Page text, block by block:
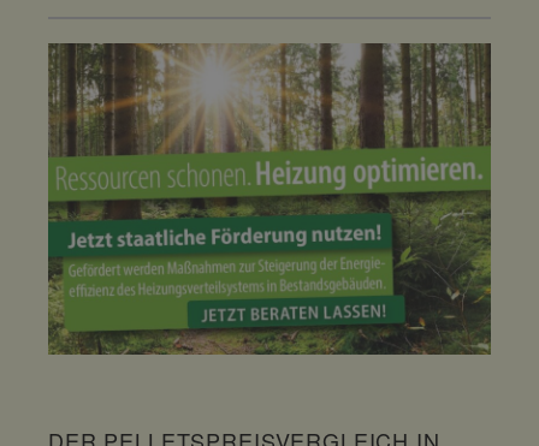
DER PELLETSPREISVERGLEICH IN